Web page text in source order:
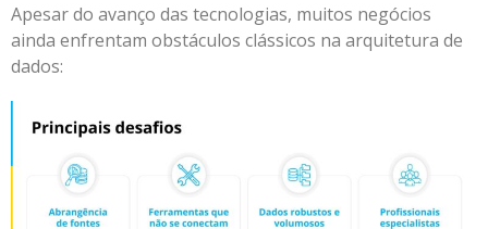
Apesar do avanço das tecnologias, muitos negócios
ainda enfrentam obstáculos clássicos na arquitetura de
dados: